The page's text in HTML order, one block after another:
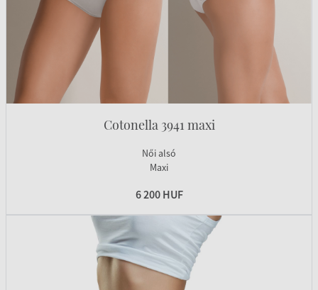
Cotonella 3941 maxi
Női alsó
Maxi
6 200 HUF